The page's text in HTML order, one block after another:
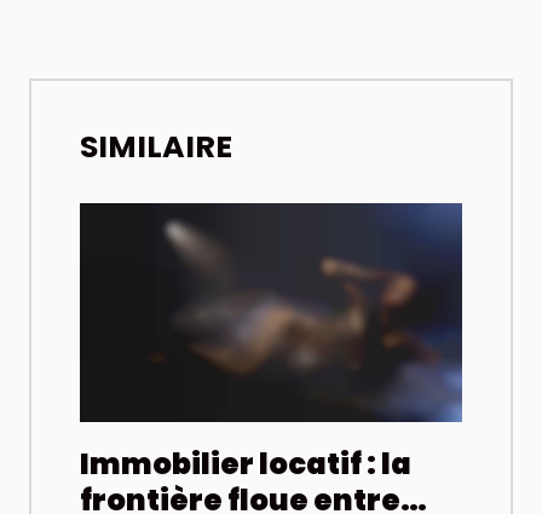
SIMILAIRE
Immobilier locatif : la
frontière floue entre